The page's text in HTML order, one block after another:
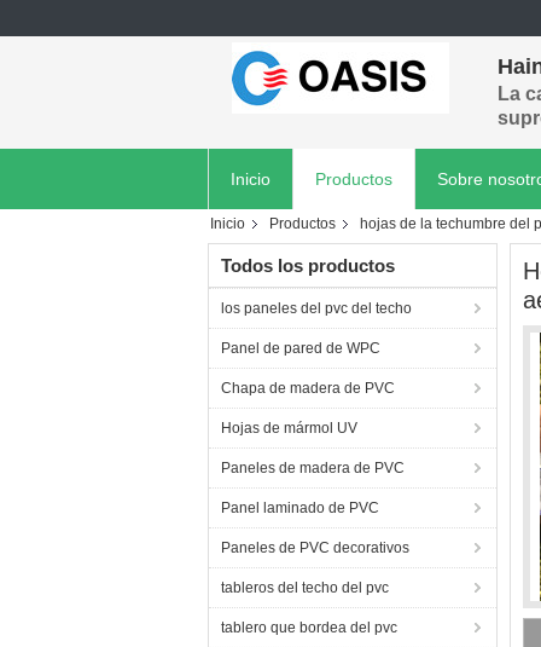
La
Inicio Productos Sobre
Inicio Productos hojas de la techumbre del
Todos los productos
los paneles del pvc del techo
Panel de pared de WPC
Chapa de madera de PVC
Hojas de mármol UV
Paneles de madera de PVC
Panel laminado de PVC
Paneles de PVC decorativos
tableros del techo del pvc
tablero que bordea del pvc